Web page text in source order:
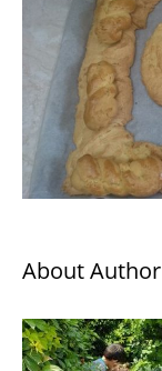
About Author